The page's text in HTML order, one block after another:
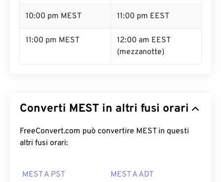
10:00 pm MEST 11:00 pm EEST
11:00 pm MEST
12:00 am EEST
(mezzanotte)
Converti MEST in altri fusi orari
FreeConvert.com può convertire MEST in questi
altri fusi orari:
MEST A PST MEST A ADT